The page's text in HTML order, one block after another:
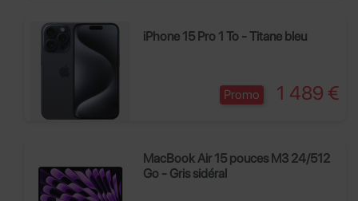
iPhone 15 Pro 1 To - Titane bleu
Promo Prix
1 489 €
MacBook Air 15 pouces M3 24/512
Go - Gris sidéral